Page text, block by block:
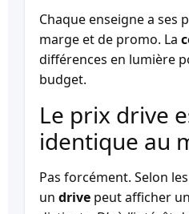
Chaque enseigne a ses
marge et de promo. La
différences en lumière
budget.
Le prix drive
identique au
Pas forcément. Selon
un drive peut afficher